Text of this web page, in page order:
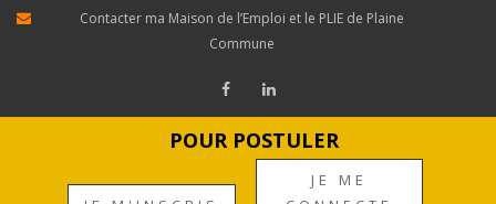
Contacter ma Maison de l’Emploi et le PLIE de Plaine
Commune
POUR POSTULER
JE ME